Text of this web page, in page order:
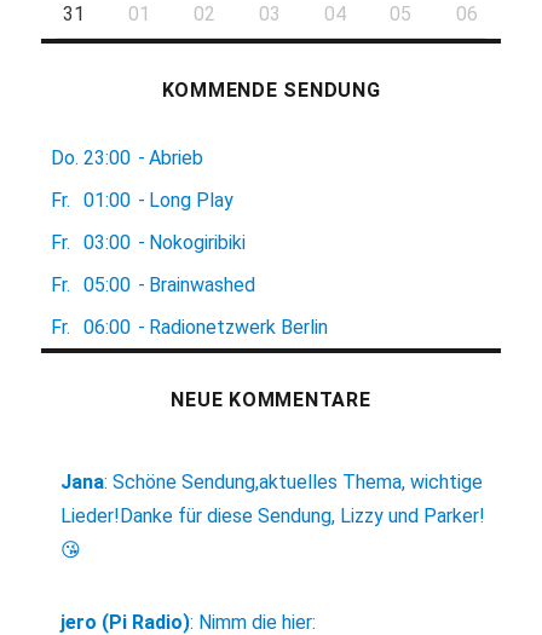
31 01 02 03 04 05 06
KOMMENDE SENDUNG
Do. 23:00 - Abrieb
Fr.
01:00 - Long Play
Fr.
03:00 - Nokogiribiki
Fr.
05:00 - Brainwashed
Fr.
06:00 - Radionetzwerk Berlin
NEUE KOMMENTARE
Jana:Schöne Sendung,aktuelles Thema, wichtige
Lieder!Danke für diese Sendung, Lizzy und Parker!
😘
jero (Pi Radio): Nimm die hier: